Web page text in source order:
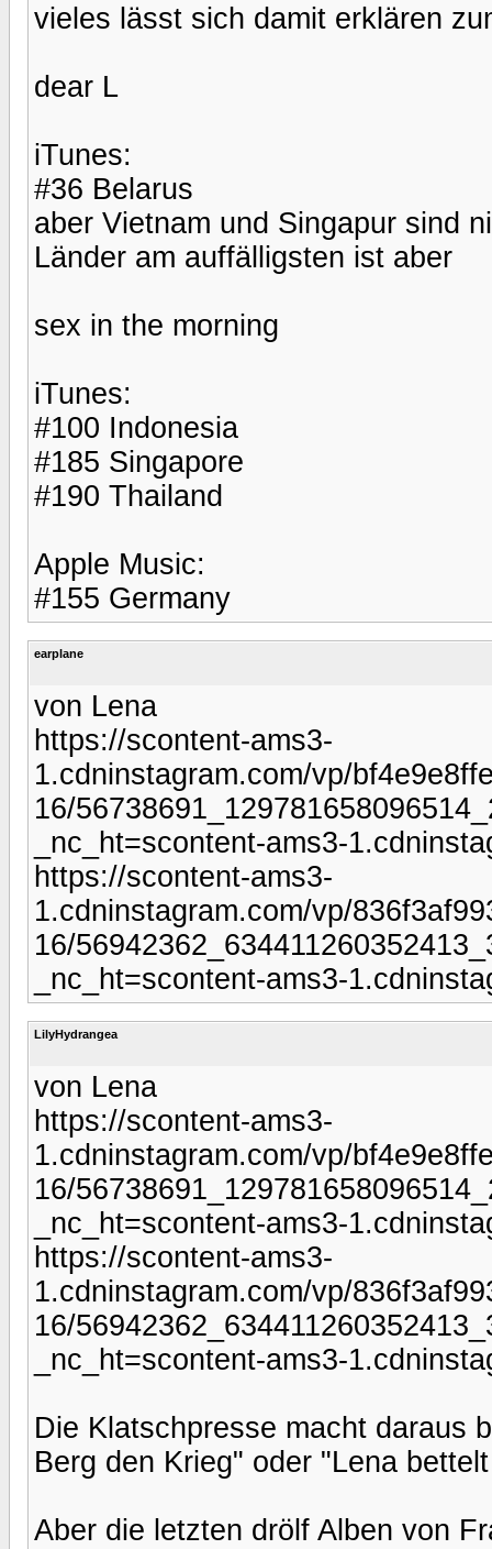
vieles lässt sich damit erklären
dear L
iTunes:
#36 Belarus
aber Vietnam und Singapur sind
Länder am auffälligsten ist aber
sex in the morning
iTunes:
#100 Indonesia
#185 Singapore
#190 Thailand
Apple Music:
#155 Germany
earplane
von Lena
https://scontent-ams3-
1.cdninstagram.com/vp/
16/
_nc_ht=scontent-ams3-
https://scontent-ams3-
1.cdninstagram.com/vp/
16/
_nc_ht=scontent-ams3-
LilyHydrangea
von Lena
https://scontent-ams3-
1.cdninstagram.com/vp/
16/
_nc_ht=scontent-ams3-
https://scontent-ams3-
1.cdninstagram.com/vp/
16/
_nc_ht=scontent-ams3-
Die Klatschpresse macht daraus
Berg den Krieg" oder "Lena
Aber die letzten drölf Alben von